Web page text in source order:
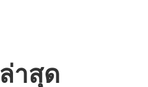
ล่าสุด